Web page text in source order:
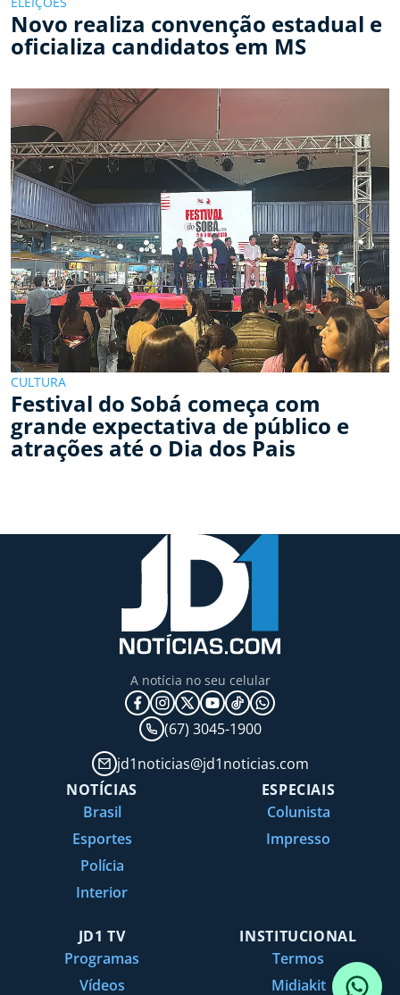
Novo realiza convenção estadual e
oficializa candidatos em MS
CULTURA
Festival do Sobá começa com
grande expectativa de público e
atrações até o Dia dos Pais
A notícia no seu celular
(67) 3045-1900
jd1noticias@jd1noticias.com
NOTÍCIAS
Brasil
Esportes
Polícia
Interior
ESPECIAIS
Colunista
Impresso
JD1 TV
Programas
Vídeos
INSTITUCIONAL
Termos
Midiakit